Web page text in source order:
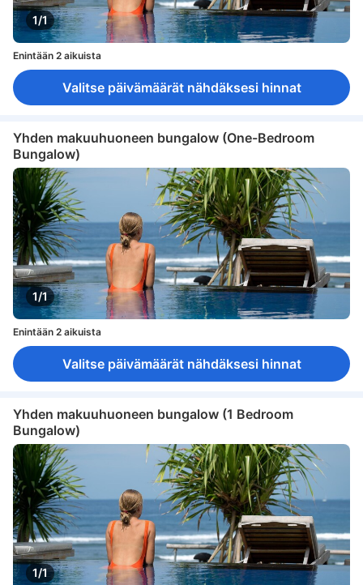
1/1
Enintään 2 aikuista
Valitse päivämäärät nähdäksesi hinnat
Yhden makuuhuoneen bungalow (One-Bedroom
Bungalow)
1/1
Enintään 2 aikuista
Valitse päivämäärät nähdäksesi hinnat
Yhden makuuhuoneen bungalow (1 Bedroom
Bungalow)
1/1